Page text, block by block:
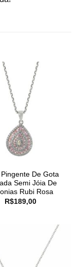
De Gota
Semi Jóia De
Rubi Rosa
R$189,00